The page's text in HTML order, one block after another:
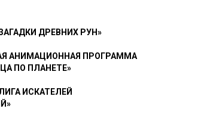
ДРЕВНИХ РУН»
АНИМАЦИОННАЯ ПРОГРАММА
ПО ПЛАНЕТЕ»
ИСКАТЕЛЕЙ